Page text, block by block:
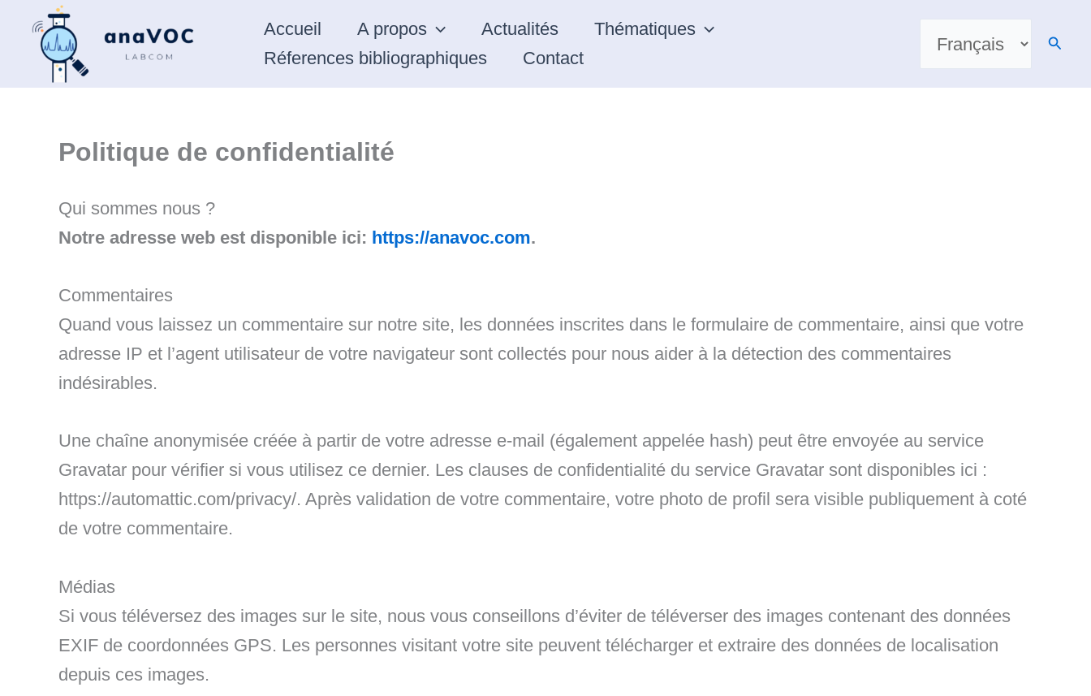
contenu
Accueil A propos Actualités
Thématiques
Réferences bibliographiques
Contact
une
Politique de confidentialité
Qui sommes nous ?
Notre adresse web est disponible ici: https://anavoc.com.
Commentaires
Quand vous laissez un commentaire sur notre site, les données inscrites dans le formulaire de commentaire, ainsi que votre
adresse IP et l’agent utilisateur de votre navigateur sont collectés pour nous aider à la détection des commentaires
indésirables.
Une chaîne anonymisée créée à partir de votre adresse e-mail (également appelée hash) peut être envoyée au service
Gravatar pour vérifier si vous utilisez ce dernier. Les clauses de confidentialité du service Gravatar sont disponibles ici :
https://automattic.com/privacy/. Après validation de votre commentaire, votre photo de profil sera visible publiquement à coté
de votre commentaire.
Médias
Si vous téléversez des images sur le site, nous vous conseillons d’éviter de téléverser des images contenant des données
EXIF de coordonnées GPS. Les personnes visitant votre site peuvent télécharger et extraire des données de localisation
depuis ces images.